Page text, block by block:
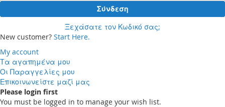
Σύνδεση
Ξεχάσατε τον Κωδικό σας;
New customer? Start Here.
My account
Τα αγαπημένα μου
Οι Παραγγελίες μου
Επικοινωνείστε μαζί μας
Please login first
You must be logged in to manage your wish list.